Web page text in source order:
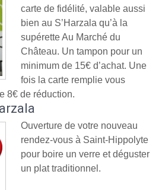
carte de fidélité, valable aussi
bien au S’Harzala qu’à la
supérette Au Marché du
Château. Un tampon pour un
minimum de 15€ d’achat. Une
fois la carte remplie vous
8€ de réduction.
Ouverture de votre nouveau
rendez-vous à Saint-Hippolyte
pour boire un verre et déguster
un plat traditionnel.